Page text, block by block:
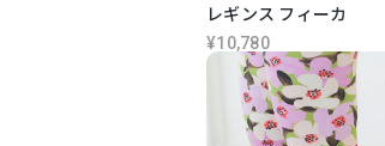
レギンス フィーカ
¥10,780